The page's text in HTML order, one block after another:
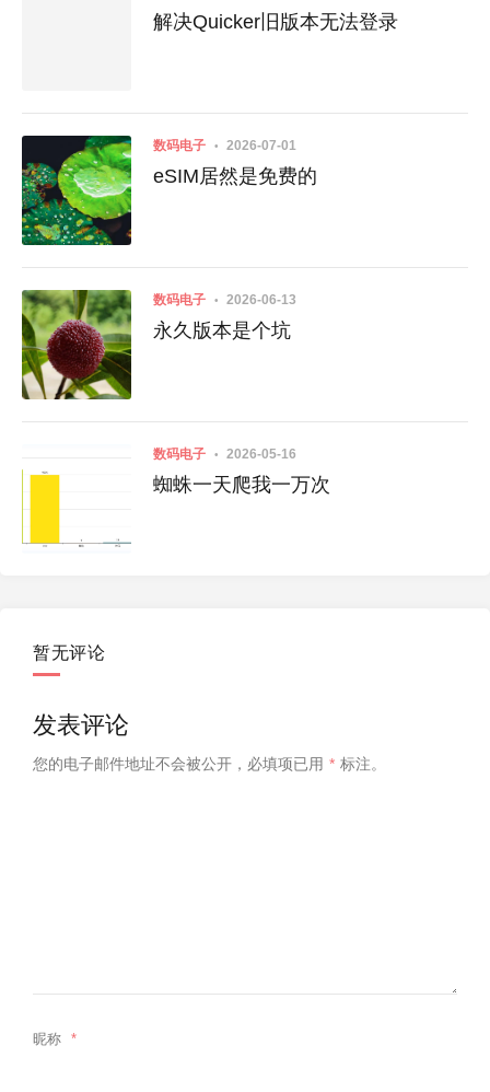
解决Quicker旧版本无法登录
数码电子 2026-07-01
eSIM居然是免费的
数码电子 2026-06-13
永久版本是个坑
数码电子 2026-05-16
蜘蛛一天爬我一万次
暂无评论
发表评论
您的电子邮件地址不会被公开， 必填项已用 * 标注。
昵称 *